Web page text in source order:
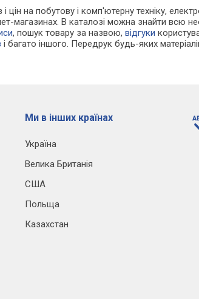
і цін на побутову і комп'ютерну техніку,
магазинах. В каталозі можна знайти всю
, пошук товару за назвою,відгуки
і багато іншого. Передрук будь-яких
Ми в інших країнах
Україна
Велика Британія
США
Польща
Казахстан